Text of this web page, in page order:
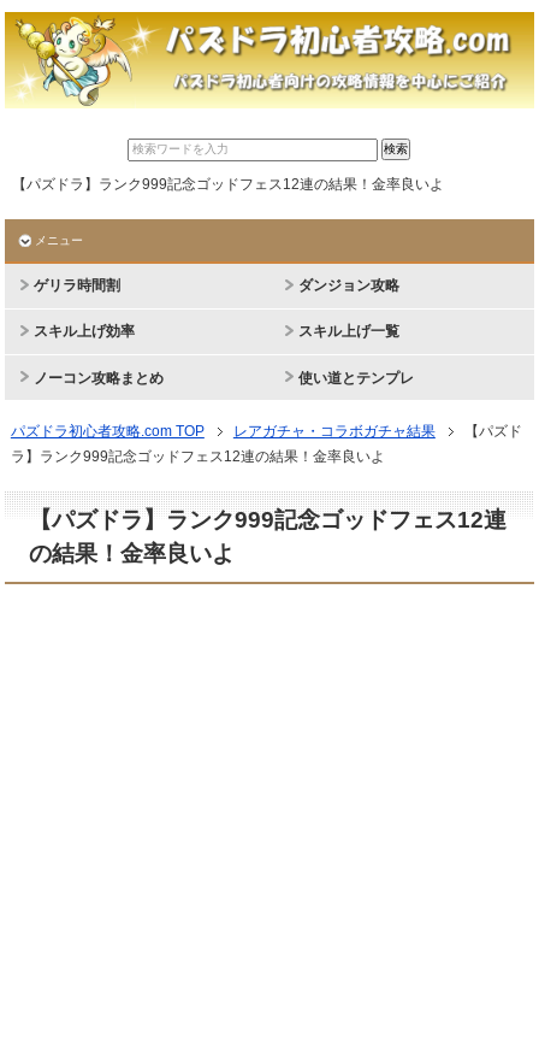
【パズドラ】ランク999記念ゴッドフェス12連の結果！金率良いよ
メニュー
ゲリラ時間割 ダンジョン攻略
スキル上げ効率 スキル上げ一覧
ノーコン攻略まとめ 使い道とテンプレ
パズドラ初心者攻略.com TOP レアガチャ・コラボガチャ結果
【パズド
ラ】ランク999記念ゴッドフェス12連の結果！金率良いよ
【パズドラ】ランク999記念ゴッドフェス12連
の結果！金率良いよ